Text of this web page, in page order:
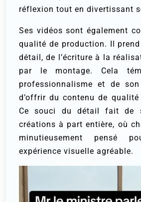
réflexion tout en divertissant
Ses vidéos sont également
qualité de production. Il
détail, de l’écriture à la
par le montage. Cela
professionnalisme et de
d’offrir du contenu de
Ce souci du détail fait de
créations à part entière, où
minutieusement pensé
expérience visuelle agréable.